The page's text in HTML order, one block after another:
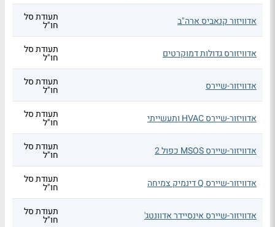
אדוויזור קנאביס ארה"ב תעודת סל
חו"ל
אדוויזורס גדולות דמוקרטים תעודת סל
חו"ל
אדוויזור-שיירס תעודת סל
חו"ל
אדוויזור-שיירס HVAC ותעשייתי תעודת סל
חו"ל
אדוויזור-שיירס MSOS כפול 2 תעודת סל
חו"ל
אדוויזור-שיירס Q דינמיק צמיחה תעודת סל
חו"ל
אדוויזור-שיירס אינסיידר אדוונטג' תעודת סל
חו"ל